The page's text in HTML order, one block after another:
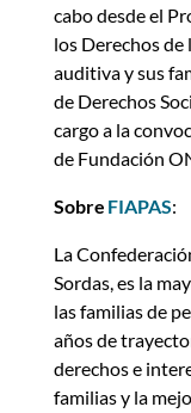
cabo desde el
los Derechos de
auditiva y sus
de Derechos
cargo a la
de Fundación
Sobre FIAPAS:
La
Sordas, es la
las familias de
años de
derechos e
familias y la